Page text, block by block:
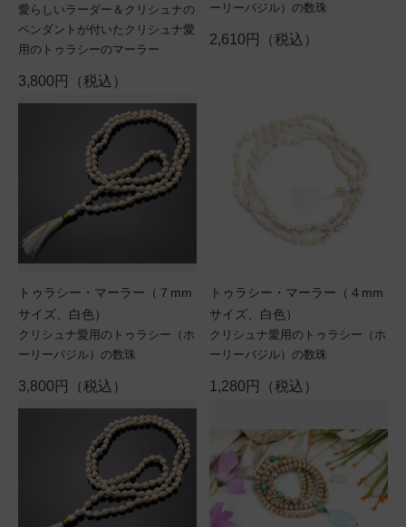
愛らしいラーダー＆クリシュナの
ペンダントが付いたクリシュナ愛
用のトゥラシーのマーラー
3,800円（税込）
ーリーバジル）の数珠
2,610円（税込）
トゥラシー・マーラー（７mm
サイズ、白色）
クリシュナ愛用のトゥラシー（ホ
ーリーバジル）の数珠
3,800円（税込）
トゥラシー・マーラー（４mm
サイズ、白色）
クリシュナ愛用のトゥラシー（ホ
ーリーバジル）の数珠
1,280円（税込）